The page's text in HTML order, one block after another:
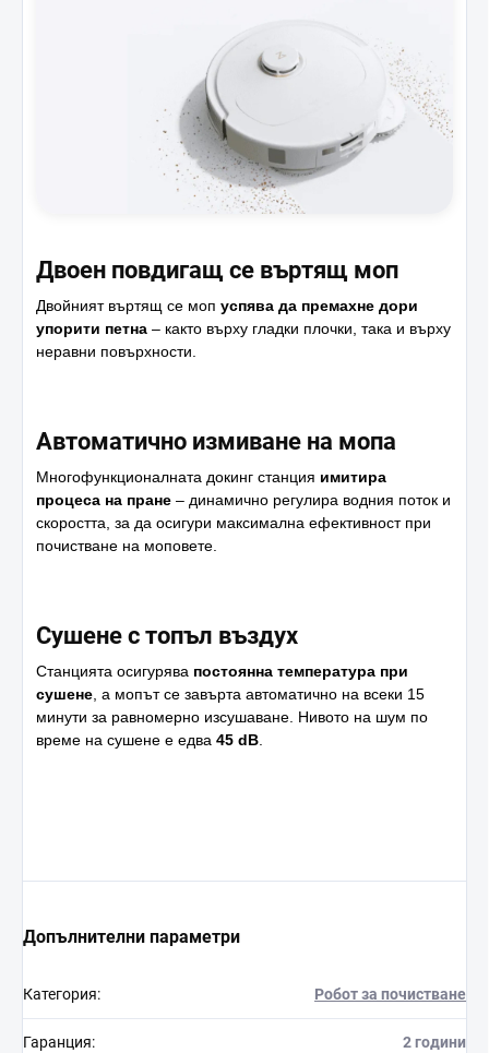
Двоен повдигащ се въртящ моп
Двойният въртящ се моп успява да премахне дори
упорити петна – както върху гладки плочки, така и върху
неравни повърхности.
Автоматично измиване на мопа
Многофункционалната докинг станция имитира
процеса на пране – динамично регулира водния поток и
скоростта, за да осигури максимална ефективност при
почистване на моповете.
Сушене с топъл въздух
Станцията осигурява постоянна температура при
сушене, а мопът се завърта автоматично на всеки 15
минути за равномерно изсушаване. Нивото на шум по
време на сушене е едва 45 dB.
Допълнителни параметри
Категория: Робот за почистване
Гаранция: 2 години